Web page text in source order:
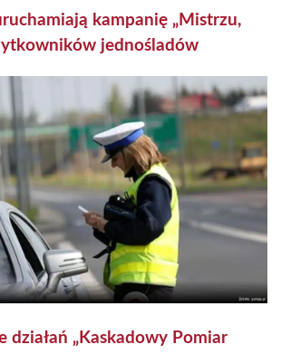
kampanię „Mistrzu,
jednośladów
działań „Kaskadowy Pomiar